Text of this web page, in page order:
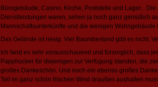
Bürogebäude, Casino, Kirche, Poststelle und Lager...
Dienstleistungen waren, sehen ja noch ganz gemütlich
Mannschaftsunterkünfte und die wenigen
Das Gelände ist riesig. Viel Baumbestand gibt es nicht.
Ich fand es sehr vorausschauend und fürsorglich, dass
Papphocker für diejenigen zur Verfügung standen, die
großes Dankeschön. Und noch ein ebenso großes
Teil im ganz schön frischen Wind draußen aushalten